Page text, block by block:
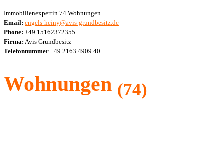
Immobilienexpertin 74 Wohnungen
Email: engels-heiny@avis-grundbesitz.de
Phone: +49 15162372355
Firma: Avis Grundbesitz
Telefonnummer +49 2163 4909 40
Wohnungen (74)